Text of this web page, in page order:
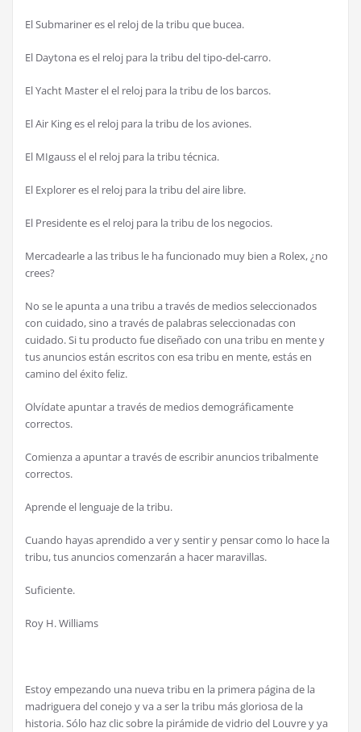
El Submariner es el reloj de la tribu que bucea.
El Daytona es el reloj para la tribu del tipo-del-carro.
El Yacht Master el el reloj para la tribu de los barcos.
El Air King es el reloj para la tribu de los aviones.
El MIgauss el el reloj para la tribu técnica.
El Explorer es el reloj para la tribu del aire libre.
El Presidente es el reloj para la tribu de los negocios.
Mercadearle a las tribus le ha funcionado muy bien a Rolex, ¿no
crees?
No se le apunta a una tribu a través de medios seleccionados
con cuidado, sino a través de palabras seleccionadas con
cuidado. Si tu producto fue diseñado con una tribu en mente y
tus anuncios están escritos con esa tribu en mente, estás en
camino del éxito feliz.
Olvídate apuntar a través de medios demográficamente
correctos.
Comienza a apuntar a través de escribir anuncios tribalmente
correctos.
Aprende el lenguaje de la tribu.
Cuando hayas aprendido a ver y sentir y pensar como lo hace la
tribu, tus anuncios comenzarán a hacer maravillas.
Suficiente.
Roy H. Williams
Estoy empezando una nueva tribu en la primera página de la
madriguera del conejo y va a ser la tribu más gloriosa de la
historia. Sólo haz clic sobre la pirámide de vidrio del Louvre y ya